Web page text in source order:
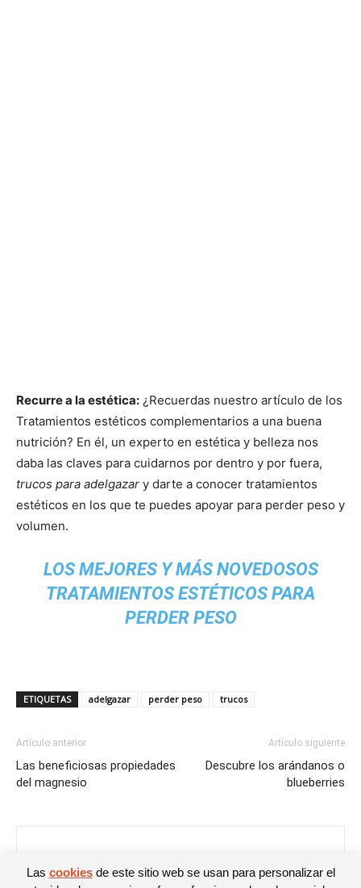
Recurre a la estética: ¿Recuerdas nuestro artículo de los
Tratamientos estéticos complementarios a una buena
nutrición? En él, un experto en estética y belleza nos
daba las claves para cuidarnos por dentro y por fuera,
trucos para adelgazar y darte a conocer tratamientos
estéticos en los que te puedes apoyar para perder peso y
volumen.
LOS MEJORES Y MÁS NOVEDOSOS
TRATAMIENTOS ESTÉTICOS PARA
PERDER PESO
ETIQUETAS adelgazar perder peso trucos
Artículo anterior
Las beneficiosas propiedades
del magnesio
Artículo siguiente
Descubre los arándanos o
blueberries
Las cookiesde este sitio web se usan para personalizar el